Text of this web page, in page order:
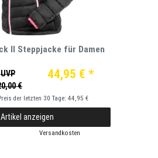
II Steppjacke für Damen
UVP
€
44,95 € *
der letzten 30 Tage: 44,95 €
Artikel anzeigen
Versandkosten